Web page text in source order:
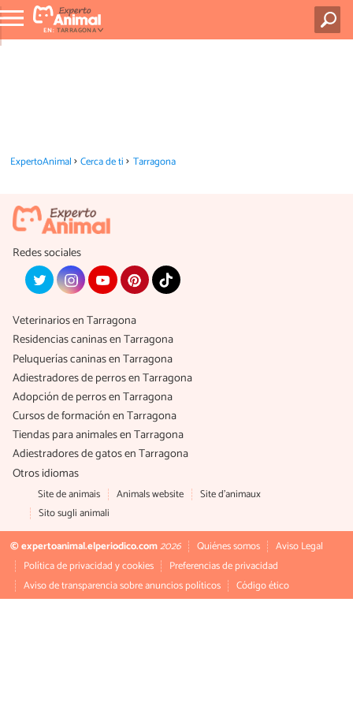
EN: TARRAGONA
ExpertoAnimal Cerca de ti Tarragona
Redes sociales
Veterinarios en Tarragona
Residencias caninas en Tarragona
Peluquerías caninas en Tarragona
Adiestradores de perros en Tarragona
Adopción de perros en Tarragona
Cursos de formación en Tarragona
Tiendas para animales en Tarragona
Adiestradores de gatos en Tarragona
Otros idiomas
Site de animais Animals website
Site d'animaux
Sito sugli animali
© expertoanimal.elperiodico.com2026 Quiénes somos
Aviso Legal
Política de privacidad y cookies
Preferencias de privacidad
Aviso de transparencia sobre anuncios políticos
Código ético